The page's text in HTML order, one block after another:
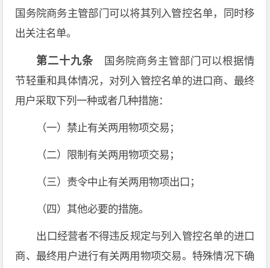
国务院商务主管部门可以将其列入管控名单，同时移
出关注名单。
第二十九条 国务院商务主管部门可以根据情
节轻重和具体情况，对列入管控名单的进口商、最终
用户采取下列一种或者几种措施：
（一）禁止有关两用物项交易；
（二）限制有关两用物项交易；
（三）责令中止有关两用物项出口；
（四）其他必要的措施。
出口经营者不得违反规定与列入管控名单的进口
商、最终用户进行有关两用物项交易。特殊情况下确